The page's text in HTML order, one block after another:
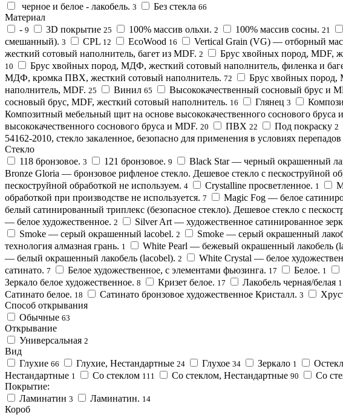
черное и белое - лакобель. 3 Без стекла 66
Материал
- 9 3D покрытие 25 100% массив ольхи. 2 100% массив сосны. 21
смешанный). 3 CPL 12 EcoWood 16 Vertical Grain (VG) — отборный
жесткий сотовый наполнитель, багет из MDF. 2 Брус хвойных пород, MDF,
10 Брус хвойных пород, МДФ, жесткий сотовый наполнитель, филенка и
МДФ, кромка ПВХ, жесткий сотовый наполнитель. 72 Брус хвойных
наполнитель, MDF. 25 Винил 65 Высококачественный сосновый брус и
сосновый брус, MDF, жесткий сотовый наполнитель. 16 Глянец 3
Композитный мебельный щит на основе высококачественного соснового бруса
высококачественного соснового бруса и MDF. 20 ПВХ 22 Под покраску 2
54162-2010, стекло закаленное, безопасно для применения в условиях
Стекло
118 бронзовое. 3 121 бронзовое. 9 Black Star — черный окрашенный
Bronze Gloria — бронзовое рифленое стекло. Дешевое стекло с пескоструйной
пескоструйной обработкой не используем. 4 Crystalline просветленное. 1
обработкой при производстве не используется. 7 Magic Fog — белое
белый сатинированный триплекс (безопасное стекло). Дешевое стекло с
— белое художественное. 2 Silver Art — художественное сатинированное
Smoke — серый окрашенный lacobel. 2 Smoke — серый окрашенный
технология алмазная грань. 1 White Pearl — бежевый окрашенный лакобель
— белый окрашенный лакобель (lacobel). 2 White Сrystal — белое
сатинато. 7 Белое художественное, с элементами фьюзинга. 17 Белое. 1
Зеркало белое художественное. 8 Кризет белое. 17 Лакобель черная/белая 1
Сатинато белое. 18 Сатинато бронзовое художественное Кристалл. 3
Способ открывания
Обычные 63
Открывание
Универсальная 2
Вид
Глухие 66 Глухие, Нестандартные 24 Глухое 34 Зеркало 1
Нестандартные 1 Со стеклом 111 Со стеклом, Нестандартные 90 Со
Покрытие:
Ламинатин 3 Ламинатин. 14
Короб